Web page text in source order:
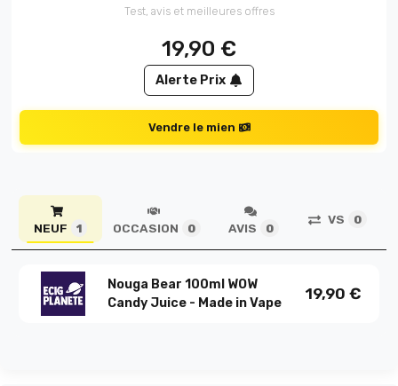
Test, avis et meilleures offres
19,90 €
Alerte Prix
Vendre le mien
NEUF 1 OCCASION 0 AVIS 0
VS 0
Nouga Bear 100ml WOW
Candy Juice - Made in Vape
19,90 €